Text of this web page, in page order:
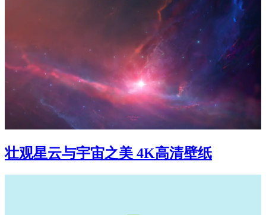
壮观星云与宇宙之美 4K高清壁纸